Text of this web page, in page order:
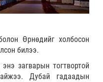
Өрнөдийг холбосон
билээ.
загварын тогтвортой
Дубай гадаадын